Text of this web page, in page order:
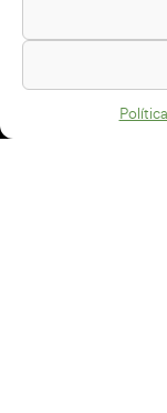
Passeig de la
08500 Vic